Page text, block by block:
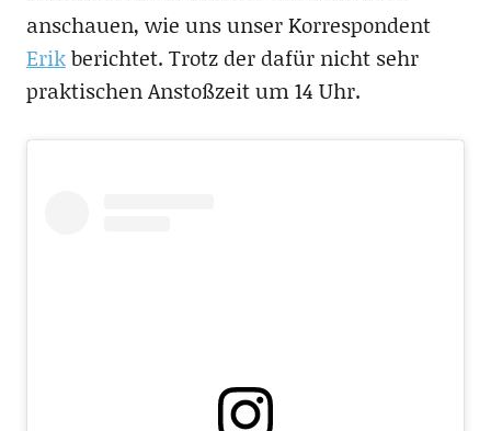
anschauen, wie uns unser Korrespondent
Erikberichtet. Trotz der dafür nicht sehr
praktischen Anstoßzeit um 14 Uhr.